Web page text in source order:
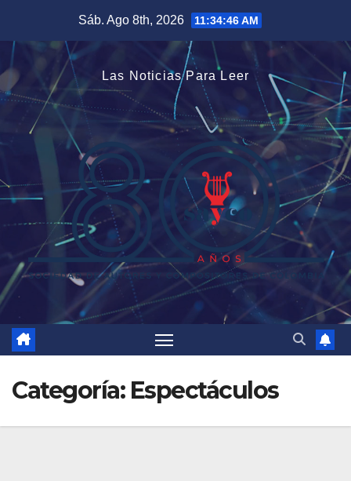
contenido
Sáb. Ago 8th, 2026 11:34:47 AM
Las Noticias Para Leer
Categoría: Espectáculos